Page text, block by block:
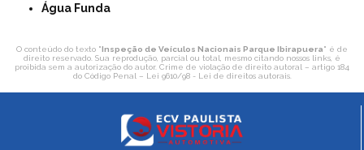
Água Funda
O conteúdo do texto "Inspeção de Veículos Nacionais Parque Ibirapuera" é de
direito reservado. Sua reprodução, parcial ou total, mesmo citando nossos links, é
proibida sem a autorização do autor. Crime de violação de direito autoral – artigo 184
do Código Penal – Lei 9610/98 - Lei de direitos autorais.